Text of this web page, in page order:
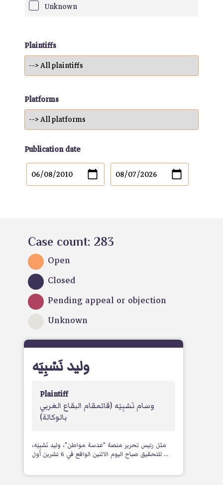
Unknown
Plaintiffs
Platforms
Publication date
Case count: 283
Open
Closed
Pending appeal or objection
Unknown
وليد نَسْبِيَه
Plaintiff
وسام نَسْبِيَه (قائمقام البقاع الغربي
بالوكالة)
مثل رئيس تحرير منصة "عدسة مواطن"، وليد نَسْبِيَه،
للتحقيق صباح اليوم الاثنين الواقع في 6 تشرين أول ...